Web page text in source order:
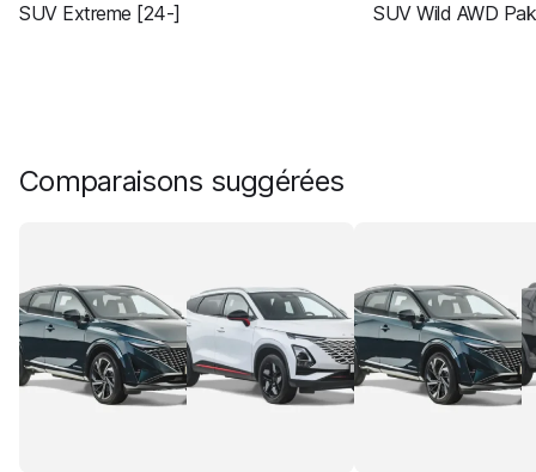
SUV Extreme [24-] SUV Wild AWD
Comparaisons suggérées